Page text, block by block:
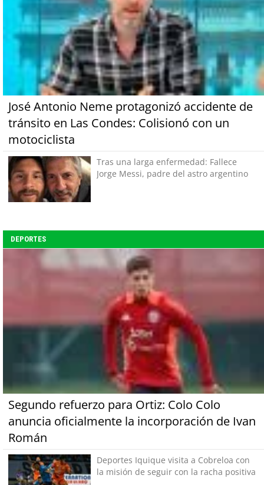
José Antonio Neme protagonizó accidente de
tránsito en Las Condes: Colisionó con un
motociclista
Tras una larga enfermedad: Fallece
Jorge Messi, padre del astro argentino
DEPORTES
Segundo refuerzo para Ortiz: Colo Colo
anuncia oficialmente la incorporación de Ivan
Román
Deportes Iquique visita a Cobreloa con
la misión de seguir con la racha positiva